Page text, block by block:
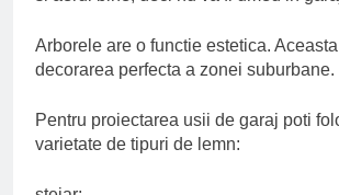
Arborele are o functie estetica.
decorarea perfecta a zonei suburbane.
Pentru proiectarea usii de garaj poti
varietate de tipuri de lemn: